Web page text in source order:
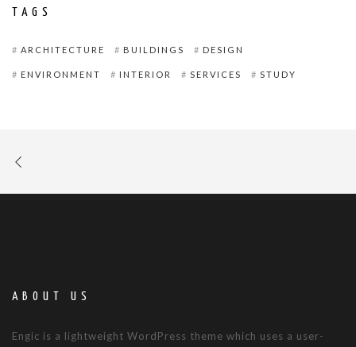
TAGS
ARCHITECTURE BUILDINGS DESIGN
ENVIRONMENT INTERIOR SERVICES STUDY
ABOUT US
Engic is a lightweight WordPress theme which uses a user-